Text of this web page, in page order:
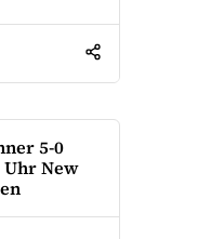
5-0
New